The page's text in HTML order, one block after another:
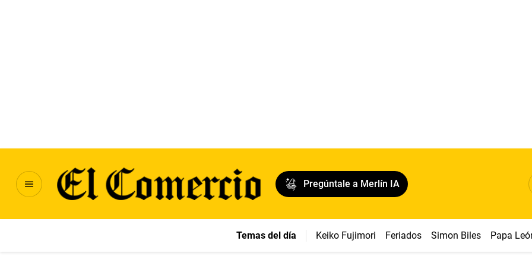
Pregúntale a Merlín IA
Temas del día Keiko Fujimori Feriados Simon Biles Papa